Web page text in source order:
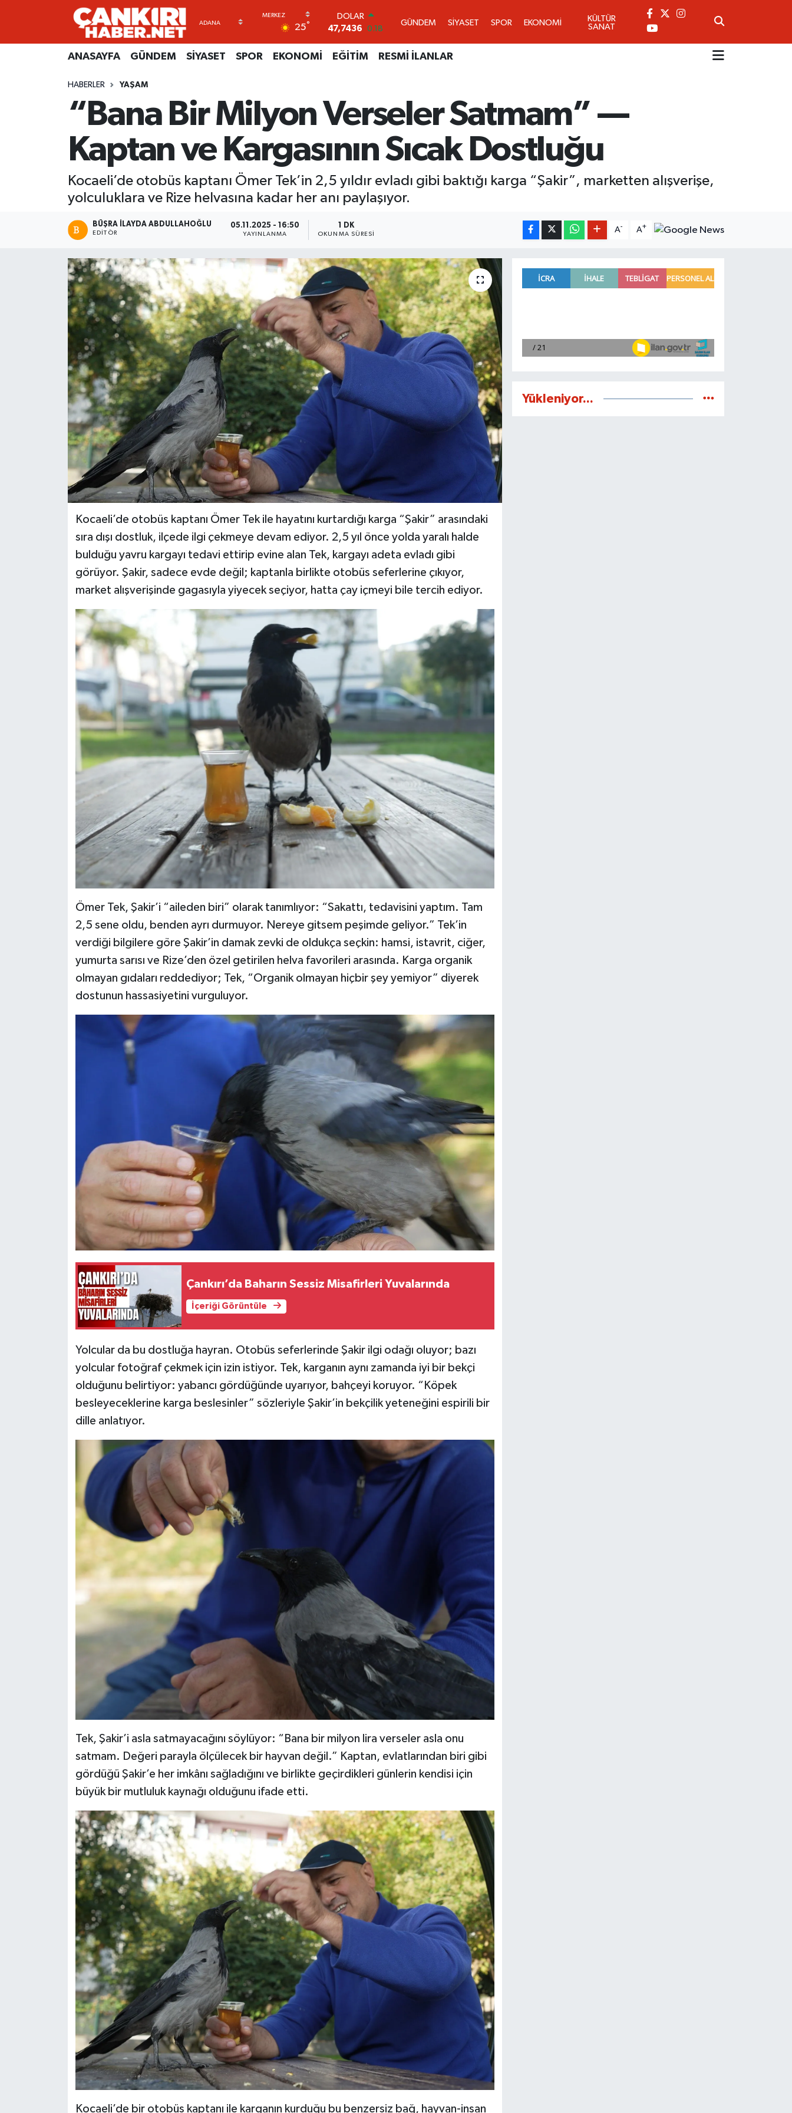
25°
DOLAR
47,7436 0.18
55,2510 0.32
6660.55
BİST100
13.779
-14
64.840,97
-0.15
GÜNDEM SİYASET SPOR EKONOMİ
KÜLTÜR
SANAT
ANASAYFA GÜNDEM SİYASET SPOR EKONOMİ EĞİTİM RESMİ İLANLAR
HABERLER YAŞAM
“Bana Bir Milyon Verseler Satmam” —
Kaptan ve Kargasının Sıcak Dostluğu
Kocaeli’de otobüs kaptanı Ömer Tek’in 2,5 yıldır evladı gibi baktığı karga “Şakir”, marketten alışverişe,
yolculuklara ve Rize helvasına kadar her anı paylaşıyor.
BÜŞRA İLAYDA ABDULLAHOĞLU
EDITÖR
05.11.2025 - 16:50
YAYINLANMA
1 DK
OKUNMA SÜRESI
A- A+
Kocaeli’de otobüs kaptanı Ömer Tek ile hayatını kurtardığı karga “Şakir” arasındaki
sıra dışı dostluk, ilçede ilgi çekmeye devam ediyor. 2,5 yıl önce yolda yaralı halde
bulduğu yavru kargayı tedavi ettirip evine alan Tek, kargayı adeta evladı gibi
görüyor. Şakir, sadece evde değil; kaptanla birlikte otobüs seferlerine çıkıyor,
market alışverişinde gagasıyla yiyecek seçiyor, hatta çay içmeyi bile tercih ediyor.
Ömer Tek, Şakir’i “aileden biri” olarak tanımlıyor: “Sakattı, tedavisini yaptım. Tam
2,5 sene oldu, benden ayrı durmuyor. Nereye gitsem peşimde geliyor.” Tek’in
verdiği bilgilere göre Şakir’in damak zevki de oldukça seçkin: hamsi, istavrit, ciğer,
yumurta sarısı ve Rize’den özel getirilen helva favorileri arasında. Karga organik
olmayan gıdaları reddediyor; Tek, “Organik olmayan hiçbir şey yemiyor” diyerek
dostunun hassasiyetini vurguluyor.
Çankırı’da Baharın Sessiz Misafirleri Yuvalarında
İçeriği Görüntüle
Yolcular da bu dostluğa hayran. Otobüs seferlerinde Şakir ilgi odağı oluyor; bazı
yolcular fotoğraf çekmek için izin istiyor. Tek, karganın aynı zamanda iyi bir bekçi
olduğunu belirtiyor: yabancı gördüğünde uyarıyor, bahçeyi koruyor. “Köpek
besleyeceklerine karga beslesinler” sözleriyle Şakir’in bekçilik yeteneğini espirili bir
dille anlatıyor.
Tek, Şakir’i asla satmayacağını söylüyor: “Bana bir milyon lira verseler asla onu
satmam. Değeri parayla ölçülecek bir hayvan değil.” Kaptan, evlatlarından biri gibi
gördüğü Şakir’e her imkânı sağladığını ve birlikte geçirdikleri günlerin kendisi için
büyük bir mutluluk kaynağı olduğunu ifade etti.
Kocaeli’de bir otobüs kaptanı ile karganın kurduğu bu benzersiz bağ, hayvan-insan
Yükleniyor...
ANASAYFA
SİYASET
EĞİTİM
RESMİ İLANLAR
Künye
Gizlilik Sözleşmesi
BİYOGRAFİLER
GÜNDEM
KÜLTÜR SANAT
MAGAZİN
SİYASET
TEKNOLOJİ
VİZYONDAKİLER
Merkez Hava Durumu
Süper Lig Puan Durumu ve Fikstür
Tüm Manşetler
Son Dakika Haberleri
Haber Arşivi